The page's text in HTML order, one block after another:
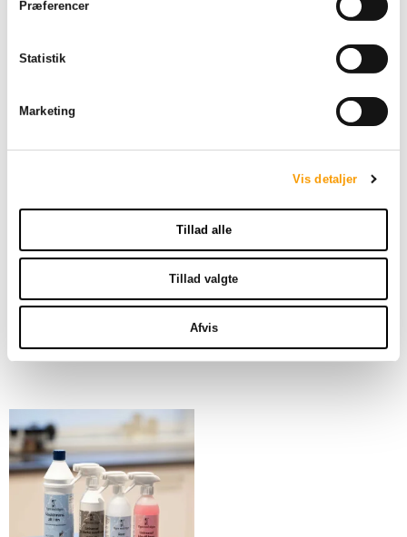
l
Præferencer
Statistik
Marketing
Vis detaljer
Tillad alle
Tillad valgte
Afvis
VIS PRODUKT